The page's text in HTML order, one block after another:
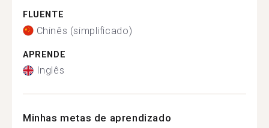
FLUENTE
Chinês (simplificado)
APRENDE
Inglês
Minhas metas de aprendizado